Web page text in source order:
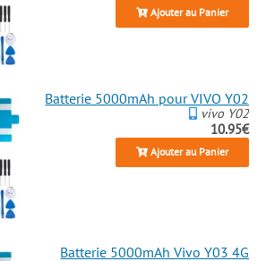
Ajouter au Panier
Batterie 5000mAh pour VIVO Y02
vivo Y02
10.95€
Ajouter au Panier
Batterie 5000mAh Vivo Y03 4G